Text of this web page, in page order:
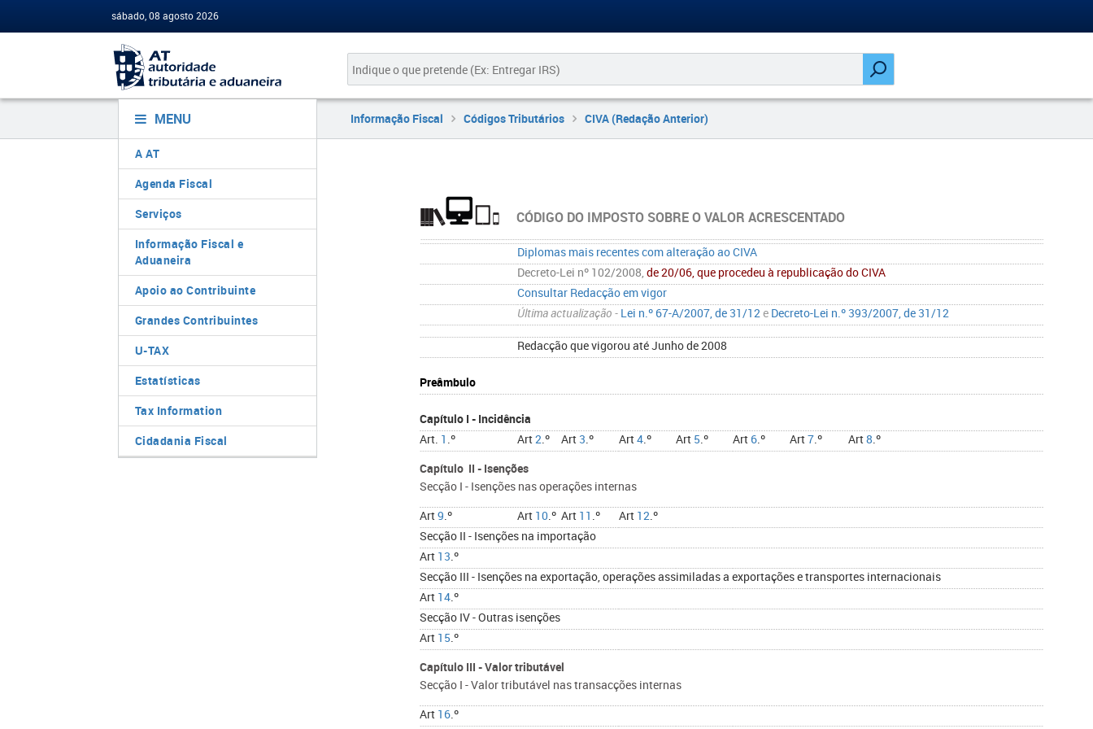
sábado, 08 agosto 2026
MENU
A AT
Agenda Fiscal
Serviços
Informação Fiscal e
Aduaneira
Apoio ao Contribuinte
Grandes Contribuintes
U-TAX
Estatísticas
Tax Information
Cidadania Fiscal
Informação Fiscal Códigos Tributários CIVA (Redação Anterior)
CÓDIGO DO IMPOSTO SOBRE O VALOR ACRESCENTADO
Diplomas mais recentes com alteração ao CIVA
Decreto-Lei nº 102/2008, de 20/06, que procedeu à republicação do CIVA
Consultar Redacção em vigor
Última actualização - Lei n.º 67-A/2007, de 31/12e Decreto-Lei n.º 393/2007, de 31/12
Redacção que vigorou até Junho de 2008
Preâmbulo
Capítulo I - Incidência
Art. 1 .º Art2.º Art 3.º Art4.º Art 5.º Art 6.º Art7.º Art8.º
Capítulo II - Isenções
Secção I - Isenções nas operações internas
Art9.º Art 10.º Art 11 .º Art 12.º
Secção II - Isenções na importação
Art 13.º
Secção III - Isenções na exportação, operações assimiladas a exportações e transportes internacionais
Art 14.º
Secção IV - Outras isenções
Art 15.º
Capítulo III - Valor tributável
Secção I - Valor tributável nas transacções internas
Art 16.º